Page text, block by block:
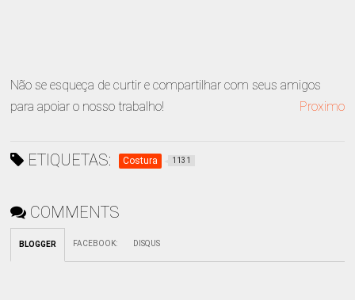
Não se esqueça de curtir e compartilhar com seus amigos
para apoiar o nosso trabalho!
Proximo
ETIQUETAS: Costura 1131
COMMENTS
BLOGGER FACEBOOK: DISQUS